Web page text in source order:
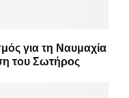
για τη Ναυμαχία
του Σωτήρος